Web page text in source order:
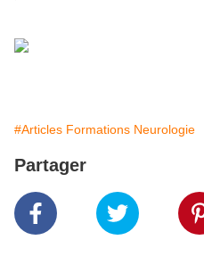
#Articles Formations Neurologie
Partager